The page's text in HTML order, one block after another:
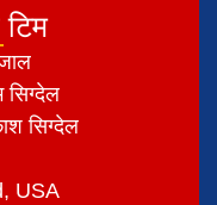
टिम
सिग्देल
USA